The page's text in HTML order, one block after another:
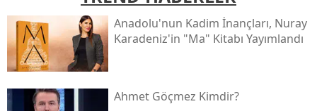
Anadolu'nun Kadim İnançları, Nuray
Karadeniz'in "ma" Kitabı Yayımlandı
Ahmet Göçmez Kimdir?